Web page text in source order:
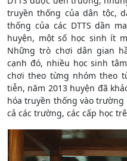
truyền thống của dân tộc,
thống của các DTTS dần
huyện, một số học sinh ít
Những trò chơi dân gian
cạnh đó, nhiều học sinh
chơi theo từng nhóm theo
tiễn, năm 2013 huyện đã
hóa truyền thống vào
cả các trường, các cấp học